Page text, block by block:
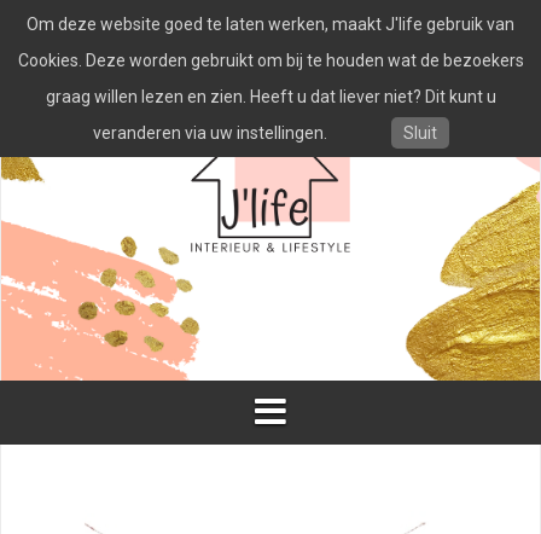
naar
inhoud
Om deze website goed te laten werken, maakt J'life gebruik van
Cookies. Deze worden gebruikt om bij te houden wat de bezoekers
graag willen lezen en zien. Heeft u dat liever niet? Dit kunt u
veranderen via uw instellingen.
Sluit